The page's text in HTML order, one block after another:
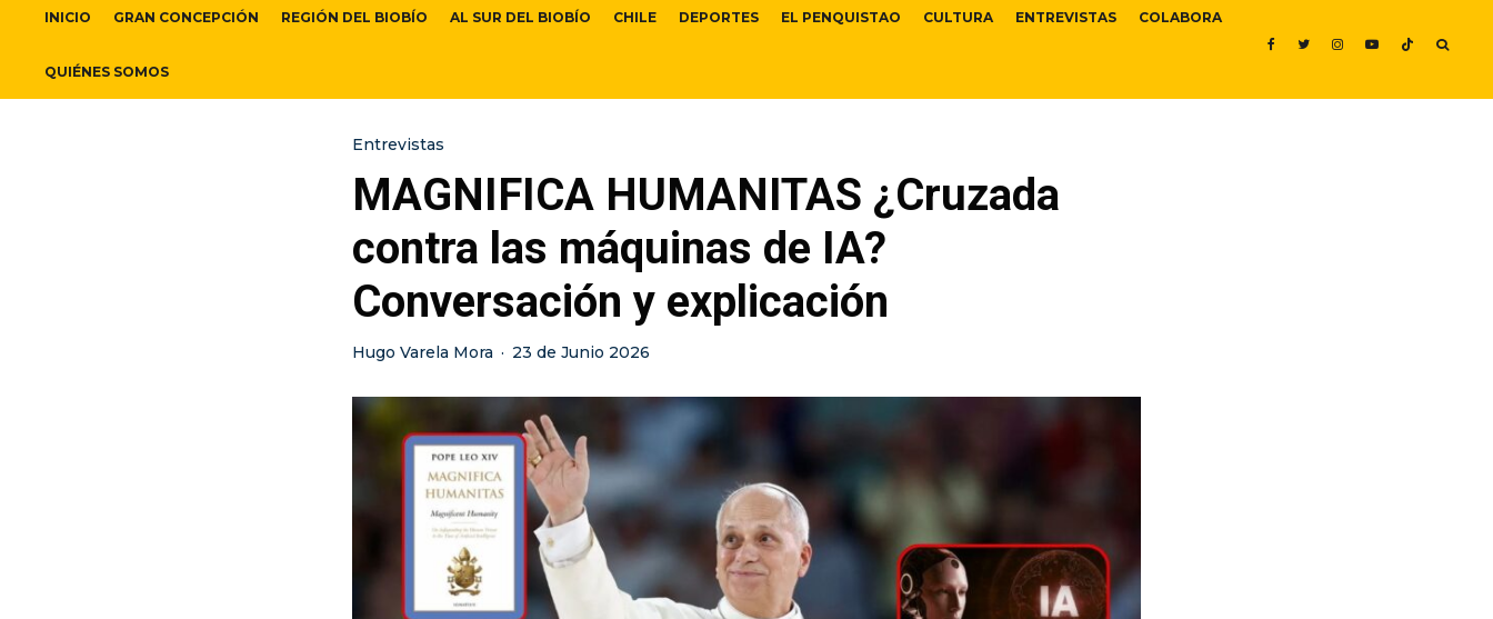
INICIO GRAN CONCEPCIÓN REGIÓN DEL BIOBÍO AL SUR DEL BIOBÍO CHILE DEPORTES EL PENQUISTAO CULTURA ENTREVISTAS COLABORA
QUIÉNES SOMOS
Entrevistas
MAGNIFICA HUMANITAS ¿Cruzada
contra las máquinas de IA?
Conversación y explicación
Hugo Varela Mora · 23 de Junio 2026